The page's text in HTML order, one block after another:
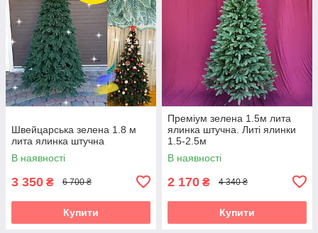
Швейцарська зелена 1.8 м
лита ялинка штучна
В наявності
3 350 ₴ 6 700 ₴
Купити
Преміум зелена 1.5м лита
ялинка штучна. Литі ялинки
1.5-2.5м
В наявності
2 170 ₴ 4 340 ₴
Купити